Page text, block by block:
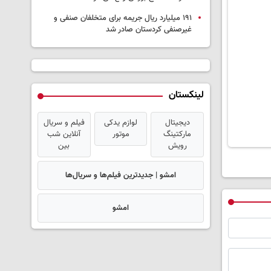
۱۹۱ میلیارد ریال جریمه برای متخلفان صنفی و
غیرصنفی کردستان صادر شد
لینکستان
دیجیتال
مارکتینگ
رویش
لوازم یدکی
موتور
فیلم و سریال
آنلاین شب
بین
امشو | جدیدترین فیلم‌ها و سریال‌ها
امشو